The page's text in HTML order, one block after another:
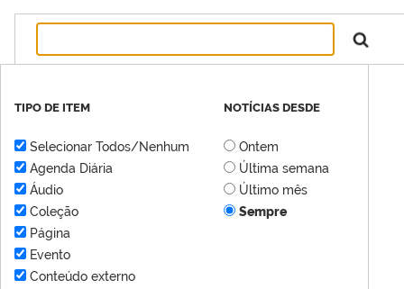
TIPO DE ITEM
Selecionar Todos/Nenhum
Agenda Diária
Áudio
Coleção
Página
Evento
Conteúdo externo
NOTÍCIAS DESDE
Ontem
Última semana
Último mês
Sempre